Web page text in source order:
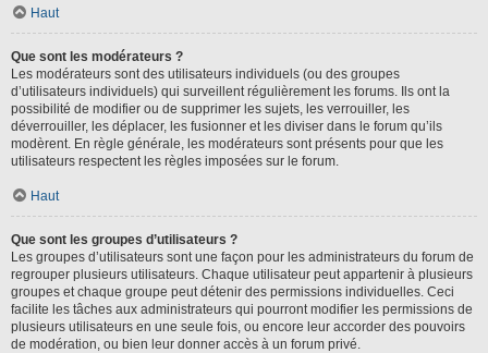
Haut
Que sont les modérateurs ?
Les modérateurs sont des utilisateurs individuels (ou des groupes
d’utilisateurs individuels) qui surveillent régulièrement les forums. Ils ont la
possibilité de modifier ou de supprimer les sujets, les verrouiller, les
déverrouiller, les déplacer, les fusionner et les diviser dans le forum qu’ils
modèrent. En règle générale, les modérateurs sont présents pour que les
utilisateurs respectent les règles imposées sur le forum.
Haut
Que sont les groupes d’utilisateurs ?
Les groupes d’utilisateurs sont une façon pour les administrateurs du forum de
regrouper plusieurs utilisateurs. Chaque utilisateur peut appartenir à plusieurs
groupes et chaque groupe peut détenir des permissions individuelles. Ceci
facilite les tâches aux administrateurs qui pourront modifier les permissions de
plusieurs utilisateurs en une seule fois, ou encore leur accorder des pouvoirs
de modération, ou bien leur donner accès à un forum privé.